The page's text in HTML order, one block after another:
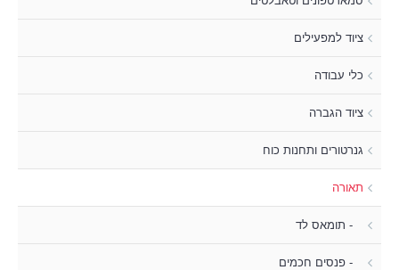
ציוד למפעילים
כלי עבודה
ציוד הגברה
גנרטורים ותחנות כוח
תאורה
- תומאס לד
- פנסים חכמים